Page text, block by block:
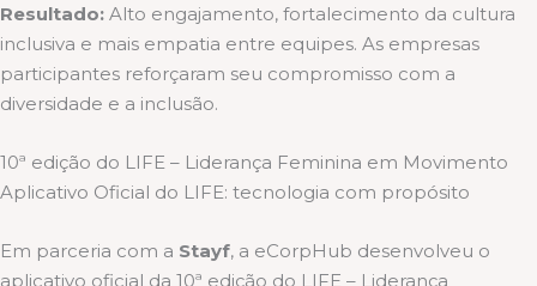
Resultado: Alto engajamento, fortalecimento da cultura
inclusiva e mais empatia entre equipes. As empresas
participantes reforçaram seu compromisso com a
diversidade e a inclusão.
10ª edição do LIFE – Liderança Feminina em Movimento
Aplicativo Oficial do LIFE: tecnologia com propósito
Em parceria com a Stayf, a eCorpHub desenvolveu o
aplicativo oficial da 10ª edição do LIFE – Liderança